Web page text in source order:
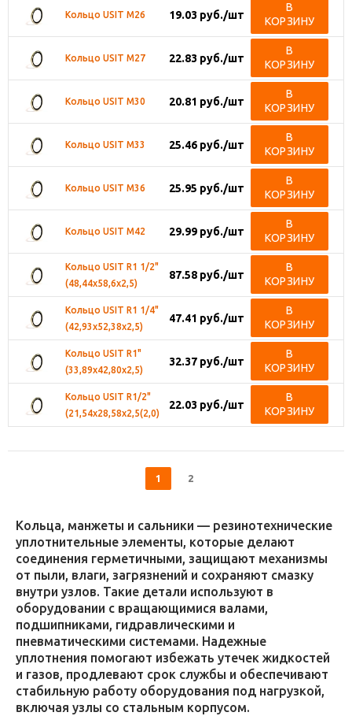
Кольцо USIT M26 19.03 руб./шт
В
КОРЗИНУ
Кольцо USIT M27 22.83 руб./шт
В
КОРЗИНУ
Кольцо USIT M30 20.81 руб./шт
В
КОРЗИНУ
Кольцо USIT M33 25.46 руб./шт
В
КОРЗИНУ
Кольцо USIT M36 25.95 руб./шт
В
КОРЗИНУ
Кольцо USIT M42 29.99 руб./шт
В
КОРЗИНУ
Кольцо USIT R1 1/2"
(48,44х58,6х2,5)
87.58 руб./шт
В
КОРЗИНУ
Кольцо USIT R1 1/4"
(42,93х52,38х2,5)
47.41 руб./шт
В
КОРЗИНУ
Кольцо USIT R1"
(33,89х42,80х2,5)
32.37 руб./шт
В
КОРЗИНУ
Кольцо USIT R1/2"
(21,54х28,58х2,5(2,0)
22.03 руб./шт
В
КОРЗИНУ
1 2
Кольца, манжеты и сальники — резинотехнические
уплотнительные элементы, которые делают
соединения герметичными, защищают механизмы
от пыли, влаги, загрязнений и сохраняют смазку
внутри узлов. Такие детали используют в
оборудовании с вращающимися валами,
подшипниками, гидравлическими и
пневматическими системами. Надежные
уплотнения помогают избежать утечек жидкостей
и газов, продлевают срок службы и обеспечивают
стабильную работу оборудования под нагрузкой,
включая узлы со стальным корпусом.